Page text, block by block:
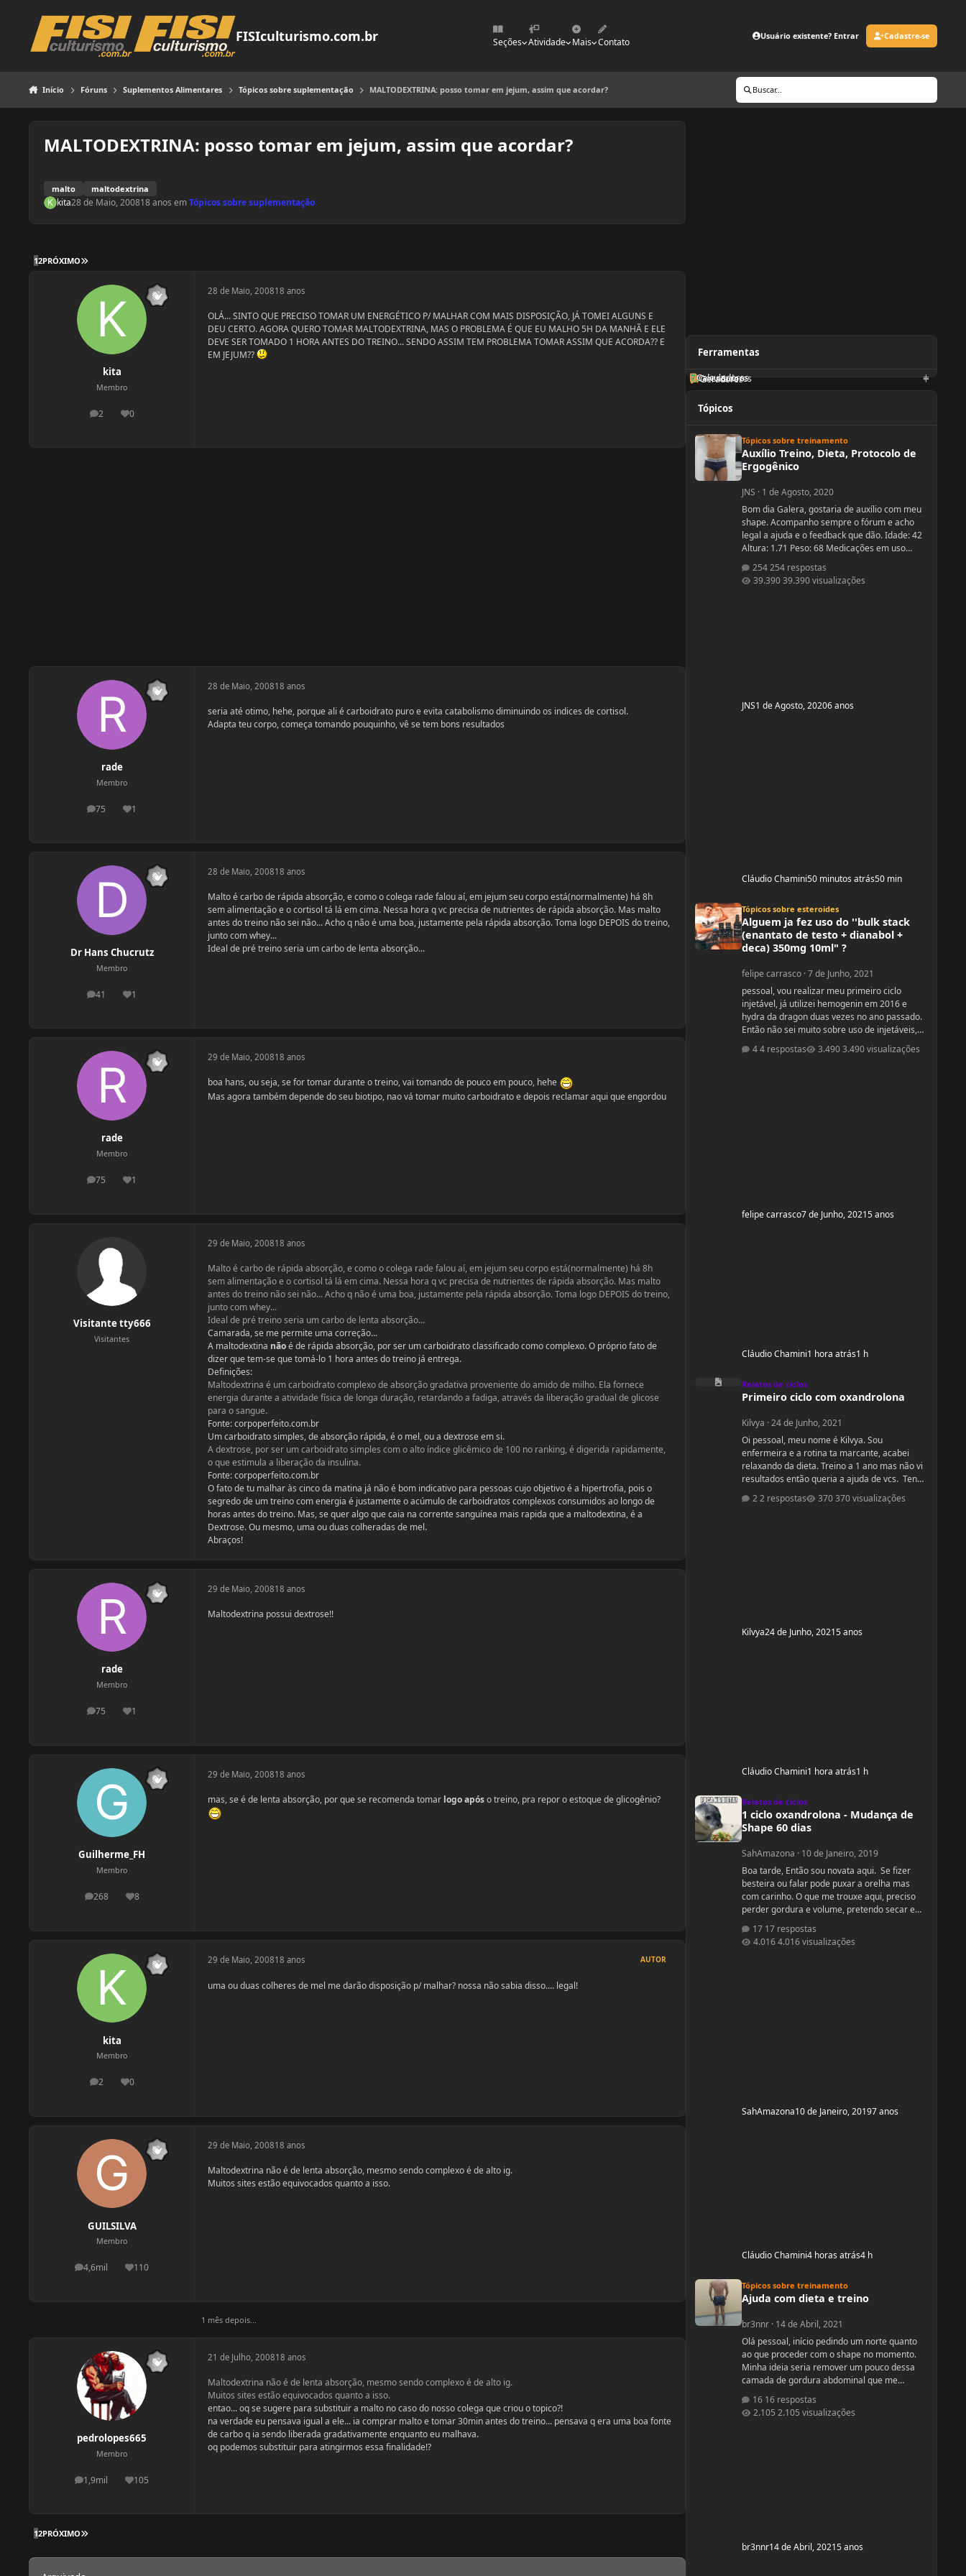
FISIculturismo.com.br Seções Atividade Mais Contato
Usuário existente? Entrar Cadastre-se
Início Fóruns Suplementos Alimentares Tópicos sobre suplementação MALTODEXTRINA: posso tomar em jejum, assim que acordar? Buscar...
MALTODEXTRINA: posso tomar em jejum, assim que acordar?
malto maltodextrina
kita28 de Maio, 200818 anos emTópicos sobre suplementação
12PRÓXIMO ÚLTIMA PÁGINA
kita
Membro
2
postagens
0
Reputação
28 de Maio, 200818 anos
OLÁ... SINTO QUE PRECISO TOMAR UM ENERGÉTICO P/ MALHAR COM MAIS DISPOSIÇÃO, JÁ TOMEI ALGUNS E
DEU CERTO. AGORA QUERO TOMAR MALTODEXTRINA, MAS O PROBLEMA É QUE EU MALHO 5H DA MANHÃ E ELE
DEVE SER TOMADO 1 HORA ANTES DO TREINO... SENDO ASSIM TEM PROBLEMA TOMAR ASSIM QUE ACORDA?? E
EM JEJUM??
rade
Membro
75
postagens1
Reputação
28 de Maio, 200818 anos
seria até otimo, hehe, porque ali é carboidrato puro e evita catabolismo diminuindo os indices de cortisol.
Adapta teu corpo, começa tomando pouquinho, vê se tem bons resultados
Dr Hans Chucrutz
Membro
41
postagens1
Reputação
28 de Maio, 200818 anos
Malto é carbo de rápida absorção, e como o colega rade falou aí, em jejum seu corpo está(normalmente) há 8h
sem alimentação e o cortisol tá lá em cima. Nessa hora q vc precisa de nutrientes de rápida absorção. Mas malto
antes do treino não sei não... Acho q não é uma boa, justamente pela rápida absorção. Toma logo DEPOIS do treino,
junto com whey...
Ideal de pré treino seria um carbo de lenta absorção...
rade
Membro
75
postagens1
Reputação
29 de Maio, 200818 anos
boa hans, ou seja, se for tomar durante o treino, vai tomando de pouco em pouco, hehe
Mas agora também depende do seu biotipo, nao vá tomar muito carboidrato e depois reclamar aqui que engordou
Visitante tty666
Visitantes
29 de Maio, 200818 anos
Malto é carbo de rápida absorção, e como o colega rade falou aí, em jejum seu corpo está(normalmente) há 8h
sem alimentação e o cortisol tá lá em cima. Nessa hora q vc precisa de nutrientes de rápida absorção. Mas malto
antes do treino não sei não... Acho q não é uma boa, justamente pela rápida absorção. Toma logo DEPOIS do treino,
junto com whey...
Ideal de pré treino seria um carbo de lenta absorção...
Camarada, se me permite uma correção...
A maltodextina nãoé de rápida absorção, por ser um carboidrato classificado como complexo. O próprio fato de
dizer que tem-se que tomá-lo 1 hora antes do treino já entrega.
Definições:
Maltodextrina é um carboidrato complexo de absorção gradativa proveniente do amido de milho. Ela fornece
energia durante a atividade física de longa duração, retardando a fadiga, através da liberação gradual de glicose
para o sangue.
Fonte: corpoperfeito.com.br
Um carboidrato simples, de absorção rápida, é o mel, ou a dextrose em si.
A dextrose, por ser um carboidrato simples com o alto índice glicêmico de 100 no ranking, é digerida rapidamente,
o que estimula a liberação da insulina.
Fonte: corpoperfeito.com.br
O fato de tu malhar às cinco da matina já não é bom indicativo para pessoas cujo objetivo é a hipertrofia, pois o
segredo de um treino com energia é justamente o acúmulo de carboidratos complexos consumidos ao longo de
horas antes do treino. Mas, se quer algo que caia na corrente sanguínea mais rapida que a maltodextina, é a
Dextrose. Ou mesmo, uma ou duas colheradas de mel.
Abraços!
rade
Membro
75
postagens1
Reputação
29 de Maio, 200818 anos
Maltodextrina possui dextrose!!
Guilherme_FH
Membro
268
postagens8
Reputação
29 de Maio, 200818 anos
mas, se é de lenta absorção, por que se recomenda tomar logo apóso treino, pra repor o estoque de glicogênio?
kita
Membro
2
postagens
0
Reputação
29 de Maio, 200818 anos AUTOR
uma ou duas colheres de mel me darão disposição p/ malhar? nossa não sabia disso.... legal!
GUILSILVA
Membro
4,6mil
postagens 110
Reputação
29 de Maio, 200818 anos
Maltodextrina não é de lenta absorção, mesmo sendo complexo é de alto ig.
Muitos sites estão equivocados quanto a isso.
1 mês depois...
pedrolopes665
Membro
1,9mil
postagens 105
Reputação
21 de Julho, 200818 anos
Maltodextrina não é de lenta absorção, mesmo sendo complexo é de alto ig.
Muitos sites estão equivocados quanto a isso.
entao... oq se sugere para substituir a malto no caso do nosso colega que criou o topico?!
na verdade eu pensava igual a ele... ia comprar malto e tomar 30min antes do treino... pensava q era uma boa fonte
de carbo q ia sendo liberada gradativamente enquanto eu malhava.
oq podemos substituir para atingirmos essa finalidade!?
12PRÓXIMO ÚLTIMA PÁGINA
Ferramentas
Geradores
Orientadores
Calculadoras
Tópicos
Tópicos sobre treinamento
Auxílio Treino, Dieta, Protocolo de
Ergogênico
JNS · 1 de Agosto, 2020
Bom dia Galera, gostaria de auxílio com meu
shape. Acompanho sempre o fórum e acho
legal a ajuda e o feedback que dão. Idade: 42
Altura: 1.71 Peso: 68 Medicações em uso
hipertensivo, etc...): nenhuma Problemas de
Saúde e história de cirurgias: nenhuma
254 respostas
39.390 visualizações
JNS1 de Agosto, 20206 anos
Cláudio Chamini50 minutos atrás50 min
Tópicos sobre esteroides
Alguem ja fez uso do ''bulk stack
(enantato de testo + dianabol +
deca) 350mg 10ml" ?
felipe carrasco·7 de Junho, 2021
pessoal, vou realizar meu primeiro ciclo
injetável, já utilizei hemogenin em 2016 e
hydra da dragon duas vezes no ano passado.
Então não sei muito sobre uso de injetáveis,
gostaria de opiniões de vcs e ajudas tbm são
bem vindas estava procurando e achei esse
4 respostas 3.490 visualizações
felipe carrasco7 de Junho, 20215 anos
Cláudio Chamini1 hora atrás1 h
Primeiro ciclo com oxandrolona
Relatos de ciclos
Primeiro ciclo com oxandrolona
Kilvya ·24 de Junho, 2021
Oi pessoal, meu nome é Kilvya. Sou
enfermeira e a rotina ta marcante, acabei
relaxando da dieta. Treino a 1 ano mas não vi
resultados então queria a ajuda de vcs. Tenho
urgente! Vou mudar a dieta e as séries, então
2 respostas 370 visualizações
Kilvya24 de Junho, 20215 anos
Cláudio Chamini1 hora atrás1 h
Relatos de ciclos
1 ciclo oxandrolona - Mudança de
Shape 60 dias
SahAmazona · 10 de Janeiro, 2019
Boa tarde, Então sou novata aqui. Se fizer
besteira ou falar pode puxar a orelha mas
com carinho. O que me trouxe aqui, preciso
perder gordura e volume, pretendo secar e
secar barriguinha, ganha forma nas pernas,
costas e braços, mas nada muito musculoso
17 respostas
4.016 visualizações
SahAmazona10 de Janeiro, 20197 anos
Cláudio Chamini4 horas atrás4 h
Tópicos sobre treinamento
Ajuda com dieta e treino
br3nnr· 14 de Abril, 2021
Olá pessoal, início pedindo um norte quanto
ao que proceder com o shape no momento.
Minha ideia seria remover um pouco dessa
camada de gordura abdominal que me
season bem feito. Fiquem a vontade pra
ajudar! Idade: 24 Altura: 187 Peso: 80
16 respostas
2.105 visualizações
br3nnr14 de Abril, 20215 anos